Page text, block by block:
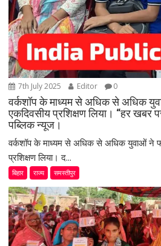
7th July 2025 Editor 0
वर्कशॉप के माध्यम से अधिक से अधिक
एकदिवसीय प्रशिक्षण लिया। “हर खबर
पब्लिक न्यूज।
वर्कशॉप के माध्यम से अधिक से अधिक युवाओं ने
प्रशिक्षण लिया। द...
बिहार राज्य समस्तीपुर